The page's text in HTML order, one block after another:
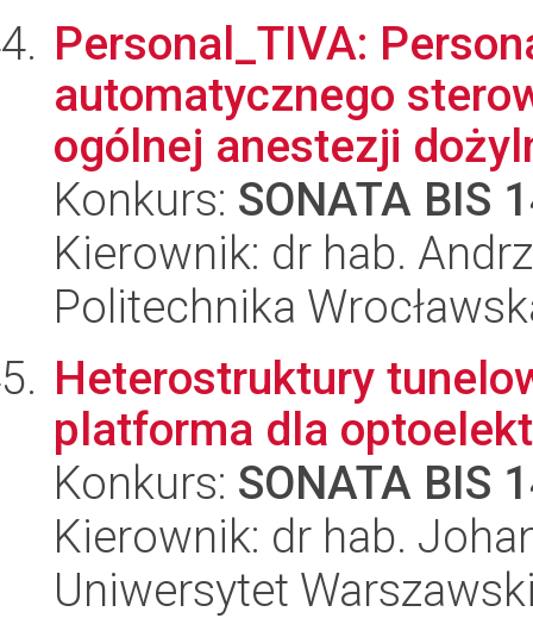
Personal_TIVA:
automatycznego
ogólnej anestezji
Konkurs: SONATA BIS
Kierownik: dr hab.
Politechnika
Heterostruktury
platforma dla
Konkurs: SONATA BIS
Kierownik: dr hab.
Uniwersytet